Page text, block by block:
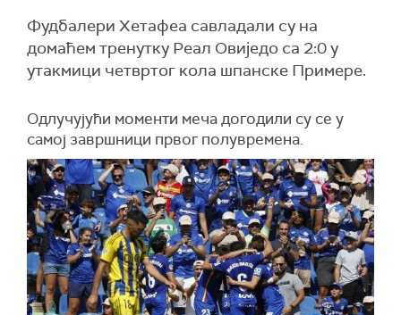
Фудбалери Хетафеа савладали су на
домаћем тренутку Реал Овиједо са 2:0 у
утакмици четвртог кола шпанске Примере.
Одлучујући моменти меча догодили су се у
самој завршници првог полувремена.